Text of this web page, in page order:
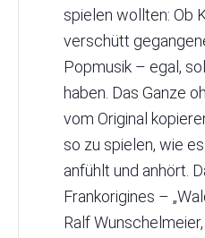
spielen wollten: Ob
verschütt
Popmusik – egal,
haben. Das Ganze
vom Original
so zu spielen, wie
anfühlt und anhört.
Frankorigines –
Ralf